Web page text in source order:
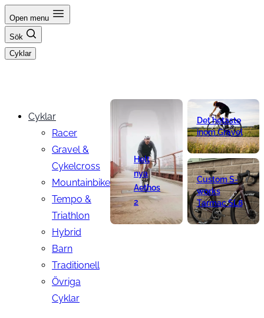
Hoppa
till
innehåll
Open menu
Sök
Cyklar
Cyklar
Racer
Gravel &
Cykelcross
Mountainbike
Tempo &
Triathlon
Hybrid
Barn
Traditionell
Övriga
Cyklar
Helt
nya
Aethos
2
Det hetaste
inom Gravel
Custom S-
works
Tarmac SL8